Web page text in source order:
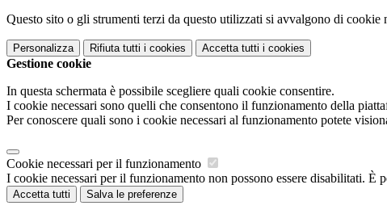
Questo sito o gli strumenti terzi da questo utilizzati si avvalgono di
Personalizza Rifiuta tutti i cookies Accetta tutti i cookies
Gestione cookie
In questa schermata è possibile scegliere quali cookie consentire.
I cookie necessari sono quelli che consentono il funzionamento della
Per conoscere quali sono i cookie necessari al funzionamento potete
Cookie necessari per il funzionamento
I cookie necessari per il funzionamento non possono essere disabilitati.
Accetta tutti Salva le preferenze